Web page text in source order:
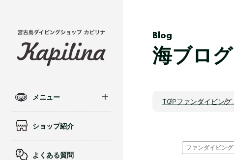
メニュー
ショップ紹介
よくある質問
Blog
海ブログ
TOPファンダイビング
ファンダイビング